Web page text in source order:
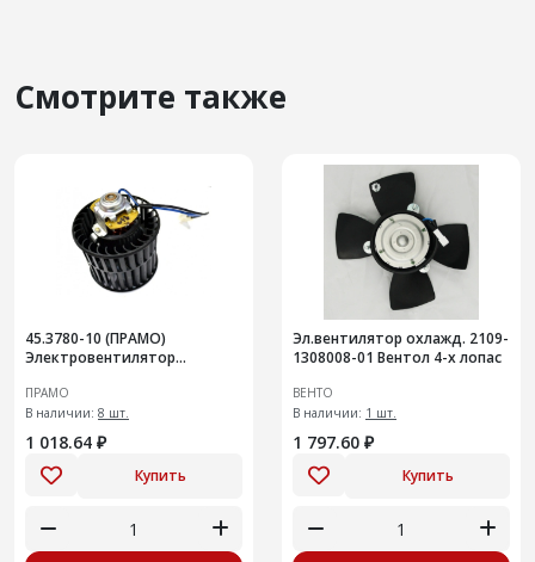
Смотрите также
45.3780-10 (ПРАМО)
Электровентилятор
ПРАМО
В наличии: 8 шт.
1 018.64 ₽
Купить
Эл.вентилятор охлажд. 2109-
1308008-01 Вентол 4-х лопас
ВЕНТО
В наличии: 1 шт.
1 797.60 ₽
Купить